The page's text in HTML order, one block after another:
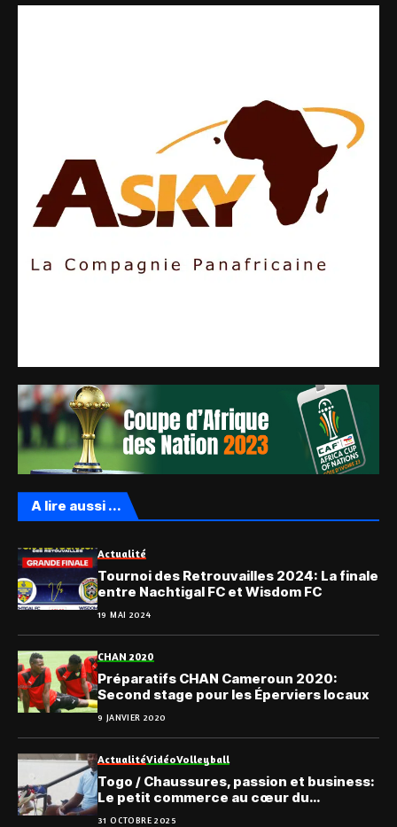
A lire aussi ...
Actualité
Tournoi des Retrouvailles 2024: La finale
entre Nachtigal FC et Wisdom FC
19 MAI 2024
CHAN 2020
Préparatifs CHAN Cameroun 2020:
Second stage pour les Éperviers locaux
9 JANVIER 2020
ActualitéVidéoVolleyball
Togo / Chaussures, passion et business:
Le petit commerce au cœur du
championnat de volleyball
31 OCTOBRE 2025